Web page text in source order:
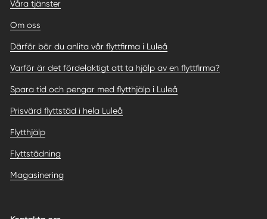
Våra tjänster
Om oss
Därför bör du anlita vår flyttfirma i Luleå
Varför är det fördelaktigt att ta hjälp av en flyttfirma?
Spara tid och pengar med flytthjälp i Luleå
Prisvärd flyttstäd i hela Luleå
Flytthjälp
Flyttstädning
Magasinering